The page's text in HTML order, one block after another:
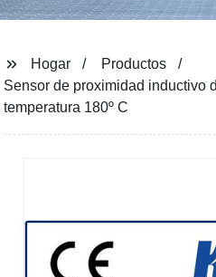
Hogar
Productos
Sensor de proximidad inductivo
temperatura 180º C